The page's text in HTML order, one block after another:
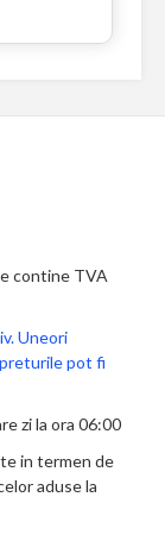
contine TVA
Uneori
pot fi
zi la ora 06:00
in termen de
aduse la